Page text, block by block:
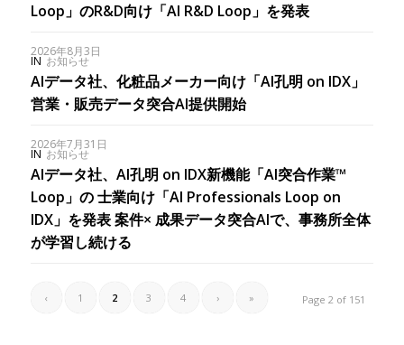
Loop」のR&D向け「AI R&D Loop」を発表
2026年8月3日
IN お知らせ
AIデータ社、化粧品メーカー向け「AI孔明 on IDX」
営業・販売データ突合AI提供開始
2026年7月31日
IN お知らせ
AIデータ社、AI孔明 on IDX新機能「AI突合作業™
Loop」の 士業向け「AI Professionals Loop on
IDX」を発表 案件× 成果データ突合AIで、事務所全体
が学習し続ける
Page 2 of 151
‹ 1 2 3 4 › »